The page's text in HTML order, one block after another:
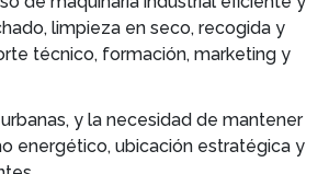
limpieza en seco, recogida y
técnico, formación, marketing y
y la necesidad de mantener
energético, ubicación estratégica y